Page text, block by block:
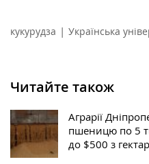
кукурудза | Українська
Читайте також
Аграрії
пшеницю по 5
до $500 з